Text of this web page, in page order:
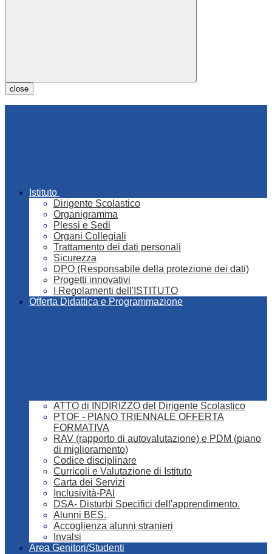
close
Istituto
Dirigente Scolastico
Organigramma
Plessi e Sedi
Organi Collegiali
Trattamento dei dati personali
Sicurezza
DPO (Responsabile della protezione dei dati)
Progetti innovativi
I Regolamenti dell'ISTITUTO
Offerta Didattica e Programmazione
ATTO di INDIRIZZO del Dirigente Scolastico
PTOF - PIANO TRIENNALE OFFERTA
FORMATIVA
RAV (rapporto di autovalutazione) e PDM (piano
di miglioramento)
Codice disciplinare
Curricoli e Valutazione di Istituto
Carta dei Servizi
Inclusività-PAI
DSA- Disturbi Specifici dell'apprendimento.
Alunni BES.
Accoglienza alunni stranieri
Invalsi
Area Genitori/Studenti